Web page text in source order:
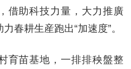
借助科技力量，大力推廣
春耕生産跑出“加速度”。
苗基地，一排排秧盤整